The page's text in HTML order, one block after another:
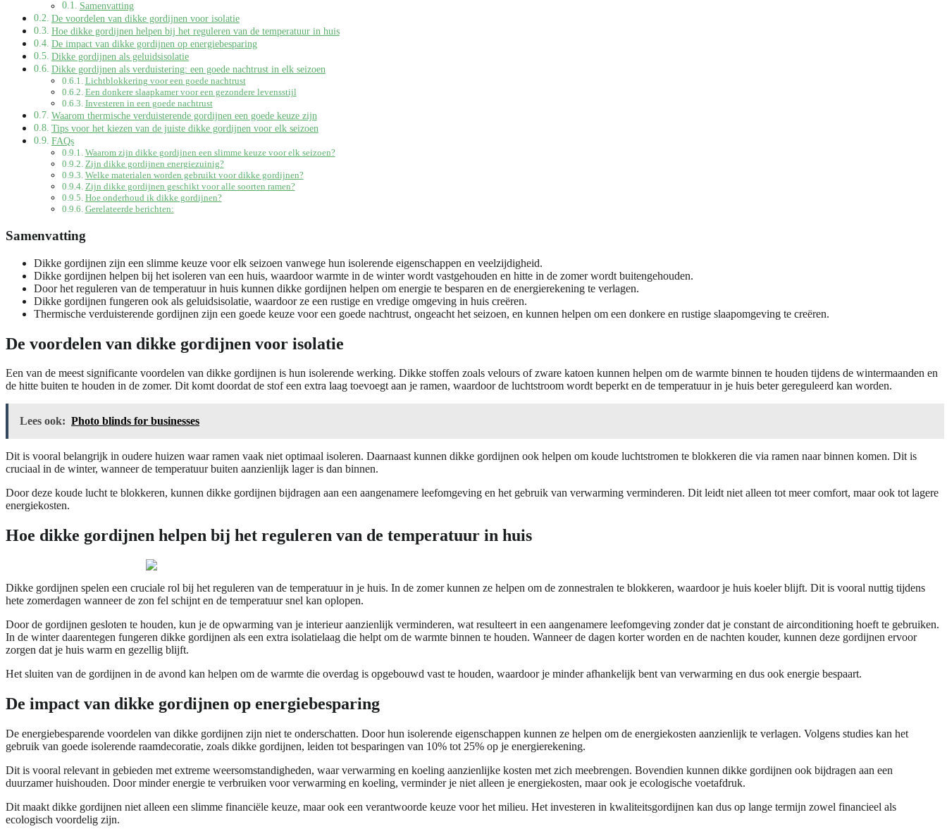
Samenvatting
De voordelen van dikke gordijnen voor isolatie
Hoe dikke gordijnen helpen bij het reguleren van de temperatuur in huis
De impact van dikke gordijnen op energiebesparing
Dikke gordijnen als geluidsisolatie
Dikke gordijnen als verduistering: een goede nachtrust in elk seizoen
Lichtblokkering voor een goede nachtrust
Een donkere slaapkamer voor een gezondere levensstijl
Investeren in een goede nachtrust
Waarom thermische verduisterende gordijnen een goede keuze zijn
Tips voor het kiezen van de juiste dikke gordijnen voor elk seizoen
FAQs
Waarom zijn dikke gordijnen een slimme keuze voor elk seizoen?
Zijn dikke gordijnen energiezuinig?
Welke materialen worden gebruikt voor dikke gordijnen?
Zijn dikke gordijnen geschikt voor alle soorten ramen?
Hoe onderhoud ik dikke gordijnen?
Gerelateerde berichten:
Samenvatting
Dikke gordijnen zijn een slimme keuze voor elk seizoen vanwege hun isolerende eigenschappen en veelzijdigheid.
Dikke gordijnen helpen bij het isoleren van een huis, waardoor warmte in de winter wordt vastgehouden en hitte in de zomer wordt buitengehouden.
Door het reguleren van de temperatuur in huis kunnen dikke gordijnen helpen om energie te besparen en de energierekening te verlagen.
Dikke gordijnen fungeren ook als geluidsisolatie, waardoor ze een rustige en vredige omgeving in huis creëren.
Thermische verduisterende gordijnen zijn een goede keuze voor een goede nachtrust, ongeacht het seizoen, en kunnen helpen om een donkere en rustige slaapomgeving te creëren.
De voordelen van dikke gordijnen voor isolatie
Een van de meest significante voordelen van dikke gordijnen is hun isolerende werking. Dikke stoffen zoals velours of zware katoen kunnen helpen om de warmte binnen te houden tijdens de wintermaanden en
de hitte buiten te houden in de zomer. Dit komt doordat de stof een extra laag toevoegt aan je ramen, waardoor de luchtstroom wordt beperkt en de temperatuur in je huis beter gereguleerd kan worden.
Lees ook: Photo blinds for businesses
Dit is vooral belangrijk in oudere huizen waar ramen vaak niet optimaal isoleren. Daarnaast kunnen dikke gordijnen ook helpen om koude luchtstromen te blokkeren die via ramen naar binnen komen. Dit is
cruciaal in de winter, wanneer de temperatuur buiten aanzienlijk lager is dan binnen.
Door deze koude lucht te blokkeren, kunnen dikke gordijnen bijdragen aan een aangenamere leefomgeving en het gebruik van verwarming verminderen. Dit leidt niet alleen tot meer comfort, maar ook tot lagere
energiekosten.
Hoe dikke gordijnen helpen bij het reguleren van de temperatuur in huis
Dikke gordijnen spelen een cruciale rol bij het reguleren van de temperatuur in je huis. In de zomer kunnen ze helpen om de zonnestralen te blokkeren, waardoor je huis koeler blijft. Dit is vooral nuttig tijdens
hete zomerdagen wanneer de zon fel schijnt en de temperatuur snel kan oplopen.
Door de gordijnen gesloten te houden, kun je de opwarming van je interieur aanzienlijk verminderen, wat resulteert in een aangenamere leefomgeving zonder dat je constant de airconditioning hoeft te gebruiken.
In de winter daarentegen fungeren dikke gordijnen als een extra isolatielaag die helpt om de warmte binnen te houden. Wanneer de dagen korter worden en de nachten kouder, kunnen deze gordijnen ervoor
zorgen dat je huis warm en gezellig blijft.
Het sluiten van de gordijnen in de avond kan helpen om de warmte die overdag is opgebouwd vast te houden, waardoor je minder afhankelijk bent van verwarming en dus ook energie bespaart.
De impact van dikke gordijnen op energiebesparing
De energiebesparende voordelen van dikke gordijnen zijn niet te onderschatten. Door hun isolerende eigenschappen kunnen ze helpen om de energiekosten aanzienlijk te verlagen. Volgens studies kan het
gebruik van goede isolerende raamdecoratie, zoals dikke gordijnen, leiden tot besparingen van 10% tot 25% op je energierekening.
Dit is vooral relevant in gebieden met extreme weersomstandigheden, waar verwarming en koeling aanzienlijke kosten met zich meebrengen. Bovendien kunnen dikke gordijnen ook bijdragen aan een
duurzamer huishouden. Door minder energie te verbruiken voor verwarming en koeling, verminder je niet alleen je energiekosten, maar ook je ecologische voetafdruk.
Dit maakt dikke gordijnen niet alleen een slimme financiële keuze, maar ook een verantwoorde keuze voor het milieu. Het investeren in kwaliteitsgordijnen kan dus op lange termijn zowel financieel als
ecologisch voordelig zijn.